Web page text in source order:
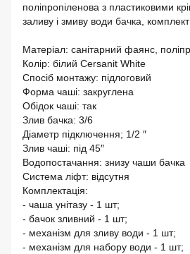
поліпропіленова з пластиковими
заливу і змиву води бачка,
Матеріал: санітарний фаянс,
Колір: білий Cersanit White
Спосіб монтажу: підлоговий
Форма чаші: закруглена
Обідок чаші: так
Злив бачка: 3/6
Діаметр підключення; 1/2 ″
Злив чаші: під 45″
Водопостачання: знизу чаши бачка
Система ліфт: відсутня
Комплектація:
- чаша унітазу - 1 шт;
- бачок зливний - 1 шт;
- механізм для зливу води - 1 шт;
- механізм для набору води - 1 шт;